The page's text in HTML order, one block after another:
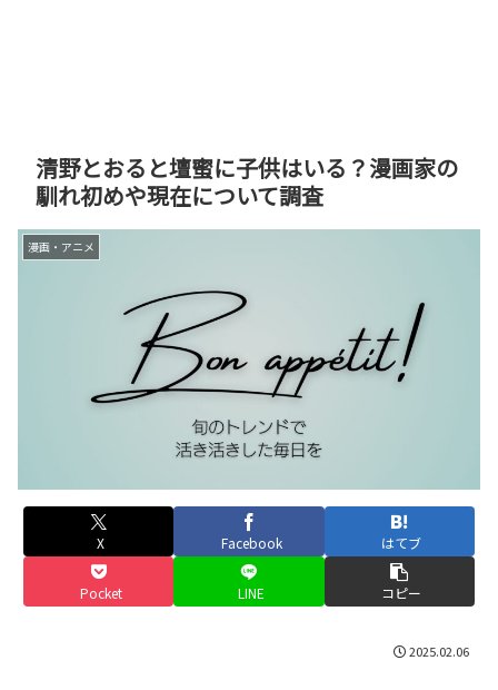
清野とおると壇蜜に子供はいる？漫画家の
馴れ初めや現在について調査
漫画・アニメ
X Facebook はてブ
Pocket LINE コピー
2025.02.06